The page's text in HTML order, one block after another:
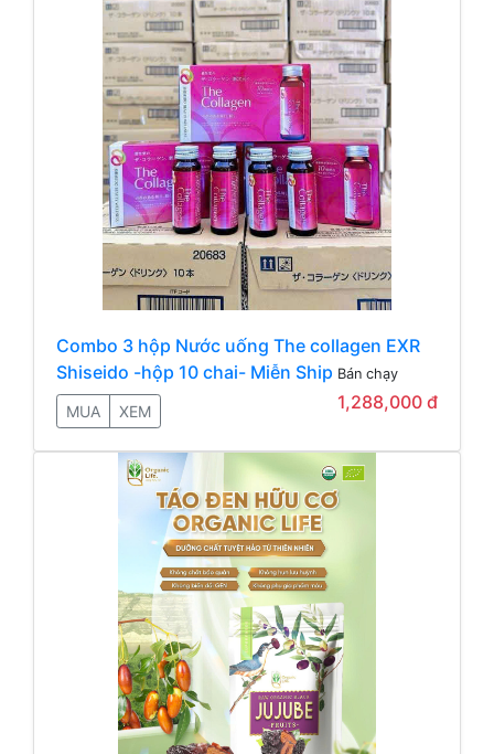
Combo 3 hộp Nước uống The collagen EXR
Shiseido -hộp 10 chai- Miễn Ship Bán chạy
MUA XEM 1,288,000 đ